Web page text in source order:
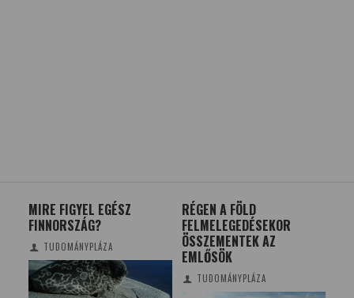
MIRE FIGYEL EGÉSZ
FINNORSZÁG?
TUDOMÁNYPLÁZA
RÉGEN A FÖLD
FELMELEGEDÉSEKOR
ÖSSZEMENTEK AZ
EMLŐSÖK
TUDOMÁNYPLÁZA